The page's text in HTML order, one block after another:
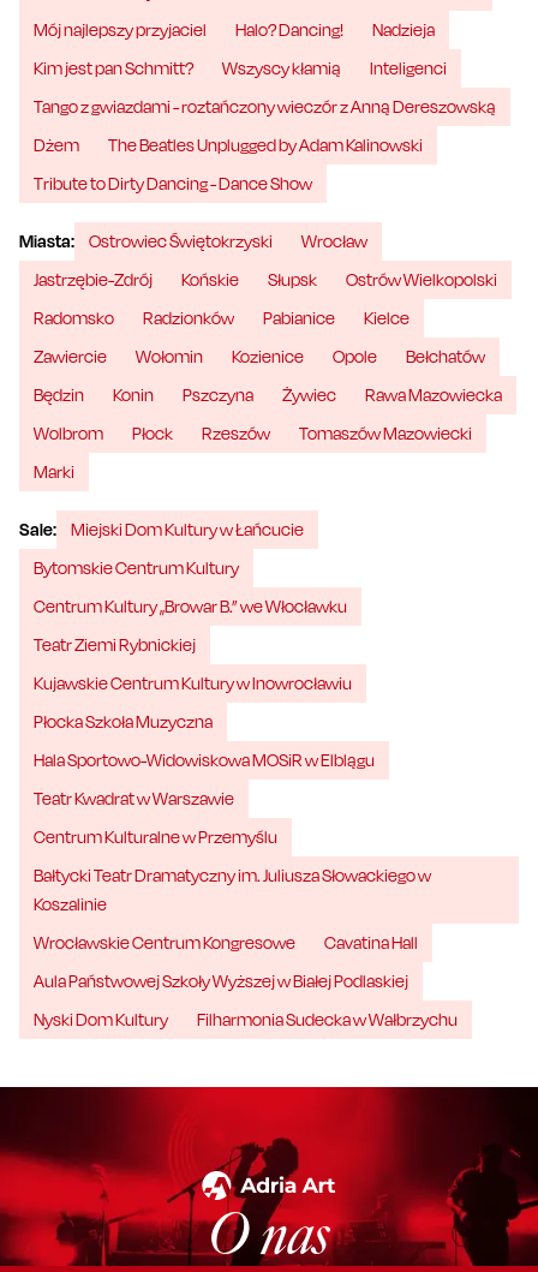
Mój najlepszy przyjaciel
Halo? Dancing!
Nadzieja
Kim jest pan Schmitt?
Wszyscy kłamią
Inteligenci
Tango z gwiazdami - roztańczony wieczór z Anną Dereszowską
Dżem
The Beatles Unplugged by Adam Kalinowski
Tribute to Dirty Dancing - Dance Show
Miasta: Ostrowiec Świętokrzyski
Wrocław
Jastrzębie-Zdrój
Końskie Słupsk
Ostrów Wielkopolski
Radomsko
Radzionków Pabianice
Kielce
Zawiercie
Wołomin Kozienice Opole
Bełchatów
Będzin
Konin Pszczyna Żywiec
Rawa Mazowiecka
Wolbrom
Płock Rzeszów
Tomaszów Mazowiecki
Marki
Sale:
Miejski Dom Kultury w Łańcucie
Bytomskie Centrum Kultury
Centrum Kultury „Browar B.” we Włocławku
Teatr Ziemi Rybnickiej
Kujawskie Centrum Kultury w Inowrocławiu
Płocka Szkoła Muzyczna
Hala Sportowo-Widowiskowa MOSiR w Elblągu
Teatr Kwadrat w Warszawie
Centrum Kulturalne w Przemyślu
Bałtycki Teatr Dramatyczny im. Juliusza Słowackiego w
Koszalinie
Wrocławskie Centrum Kongresowe
Cavatina Hall
Aula Państwowej Szkoły Wyższej w Białej Podlaskiej
Nyski Dom Kultury
Filharmonia Sudecka w Wałbrzychu
O nas